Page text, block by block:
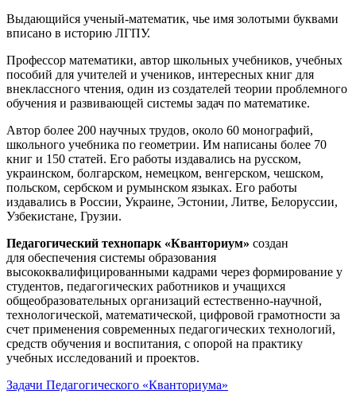
Выдающийся ученый-математик, чье имя золотыми буквами
вписано в историю ЛГПУ.
Профессор математики, автор школьных учебников, учебных
пособий для учителей и учеников, интересных книг для
внеклассного чтения, один из создателей теории проблемного
обучения и развивающей системы задач по математике.
Автор более 200 научных трудов, около 60 монографий,
школьного учебника по геометрии. Им написаны более 70
книг и 150 статей. Его работы издавались на русском,
украинском, болгарском, немецком, венгерском, чешском,
польском, сербском и румынском языках. Его работы
издавались в России, Украине, Эстонии, Литве, Белоруссии,
Узбекистане, Грузии.
Педагогический технопарк «Кванториум» создан
для обеспечения системы образования
высококвалифицированными кадрами через формирование у
студентов, педагогических работников и учащихся
общеобразовательных организаций естественно-научной,
технологической, математической, цифровой грамотности за
счет применения современных педагогических технологий,
средств обучения и воспитания, с опорой на практику
учебных исследований и проектов.
Задачи Педагогического «Кванториума»